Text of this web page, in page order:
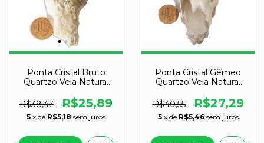
Ponta Cristal Bruto
Quartzo Vela Natural
120g
R$38,47 R$25,89
5 x de R$5,18 sem juros
Ponta Cristal Gêmeo
Quartzo Vela Natural
96g
R$40,55 R$27,29
5 x de R$5,46 sem juros